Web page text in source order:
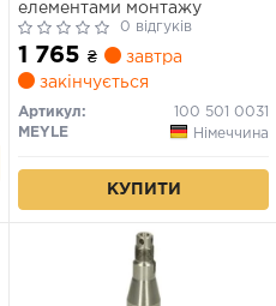
елементами монтажу
0 відгуків
1 765 ₴
завтра
закінчується
Артикул:
100 501 0031
MEYLE
Німеччина
КУПИТИ